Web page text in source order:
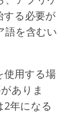
する必要が
語を含むい
使用する場
ありま
2年になる